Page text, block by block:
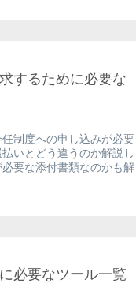
するために必要な
制度への申し込みが必要
いとどう違うのか解説し
要な添付書類なのかも解
必要なツール一覧